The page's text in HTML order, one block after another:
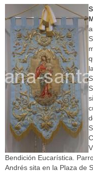
Bendición Eucarística.
Andrés sita en la Plaza de